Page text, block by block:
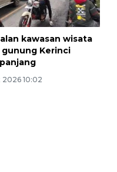
kawasan wisata
Kerinci
2026 10:02